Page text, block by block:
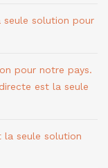
solution pour
pour notre pays.
est la seule
la seule solution